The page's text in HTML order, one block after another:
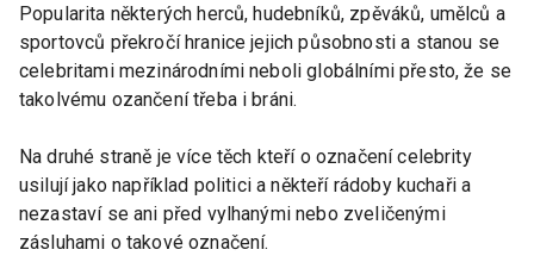
Popularita některých herců, hudebníků, zpěváků, umělců a
sportovců překročí hranice jejich působnosti a stanou se
celebritami mezinárodními neboli globálními přesto, že se
takolvému ozančení třeba i bráni.
Na druhé straně je více těch kteří o označení celebrity
usilují jako například politici a někteří rádoby kuchaři a
nezastaví se ani před vylhanými nebo zveličenými
zásluhami o takové označení.